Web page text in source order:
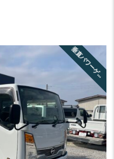
垂
直
パ
ワ
ー
ゲ
ー
ト
付